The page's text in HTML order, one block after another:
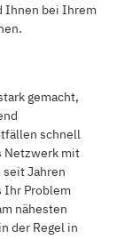
Ihnen bei Ihrem
gemacht,
schnell
Netzwerk mit
Jahren
Ihr Problem
nähesten
der Regel in